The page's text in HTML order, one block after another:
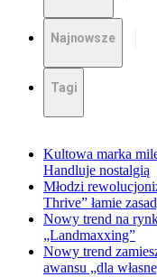
Najnowsze
Tagi
Kultowa marka
Handluje nostalgią
Młodzi
Thrive” łamie
Nowy trend na
„Landmaxxing”
Nowy trend
awansu „dla